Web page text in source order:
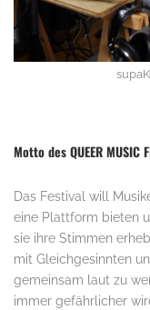
Motto des QUEER MUSIC
Das Festival will
eine Plattform bieten
sie ihre Stimmen
mit Gleichgesinnten
gemeinsam laut zu
immer gefährlicher